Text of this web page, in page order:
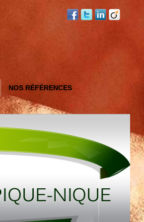
NOS RÉFÉRENCES